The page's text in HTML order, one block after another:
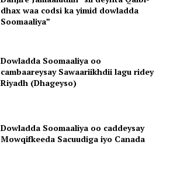
dhax waa codsi ka yimid dowladda
Soomaaliya”
Dowladda Soomaaliya oo
cambaareysay Sawaariikhdii lagu ridey
Riyadh (Dhageyso)
Dowladda Soomaaliya oo caddeysay
Mowqifkeeda Sacuudiga iyo Canada